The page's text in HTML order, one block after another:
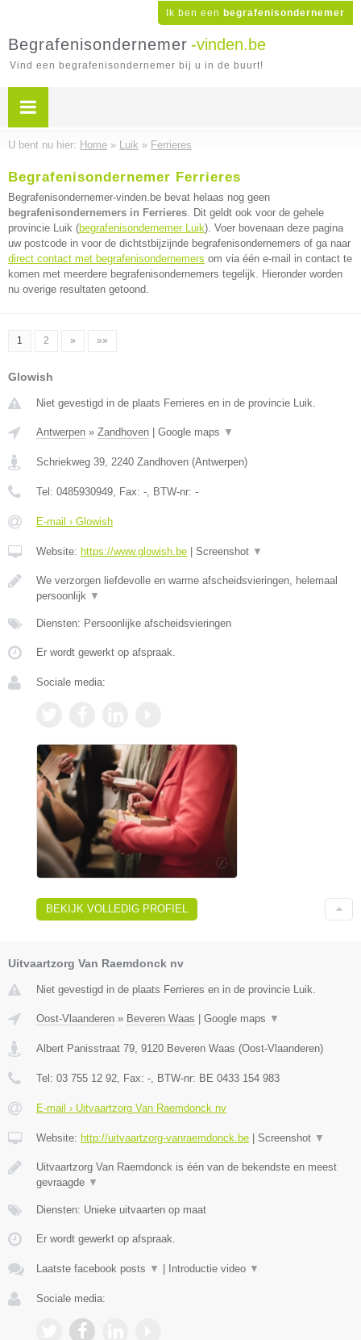
Ik ben een begrafenisondernemer
Begrafenisondernemer -vinden.be
Vind een begrafenisondernemer bij u in de buurt!
U bent nu hier: Home » Luik » Ferrieres
Begrafenisondernemer Ferrieres
Begrafenisondernemer-vinden.be bevat helaas nog geen
begrafenisondernemers in Ferrieres. Dit geldt ook voor de gehele
provincie Luik (begrafenisondernemer Luik). Voer bovenaan deze pagina
uw postcode in voor de dichtstbijzijnde begrafenisondernemers of ga naar
direct contact met begrafenisondernemers om via één e-mail in contact te
komen met meerdere begrafenisondernemers tegelijk. Hieronder worden
nu overige resultaten getoond.
1 2 » »»
Glowish
Niet gevestigd in de plaats Ferrieres en in de provincie Luik.
Antwerpen » Zandhoven Google maps ▼
Schriekweg 39, 2240 Zandhoven (Antwerpen)
Tel: 0485930949, Fax: -, BTW-nr: -
E-mail › Glowish
Website: https://www.glowish.be Screenshot ▼
We verzorgen liefdevolle en warme afscheidsvieringen, helemaal
persoonlijk ▼
Diensten: Persoonlijke afscheidsvieringen
Er wordt gewerkt op afspraak.
Sociale media:
BEKIJK VOLLEDIG PROFIEL
Uitvaartzorg Van Raemdonck nv
Niet gevestigd in de plaats Ferrieres en in de provincie Luik.
Oost-Vlaanderen » Beveren Waas | Google maps ▼
Albert Panisstraat 79 9120 Beveren Waas (Oost-Vlaanderen)
Tel: 03 755 12 92 , Fax: - , BTW-nr: BE 0433 154 983
E-mail › Uitvaartzorg Van Raemdonck nv
Website: http://uitvaartzorg-vanraemdonck.be | Screenshot ▼
Uitvaartzorg Van Raemdonck is één van de bekendste en meest
gevraagde ▼
Diensten: Unieke uitvaarten op maat
Er wordt gewerkt op afspraak.
Laatste facebook posts ▼ | Introductie video ▼
Sociale media: